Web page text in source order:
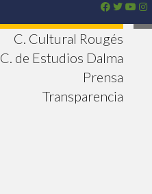
C. Cultural Rougés
C. de Estudios Dalma
Prensa
Transparencia